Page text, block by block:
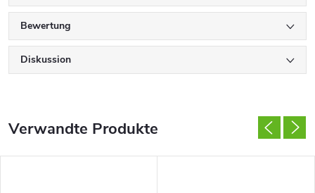
Bewertung
Diskussion
Verwandte Produkte